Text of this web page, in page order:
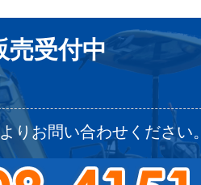
売受付中
りお問い合わせください。